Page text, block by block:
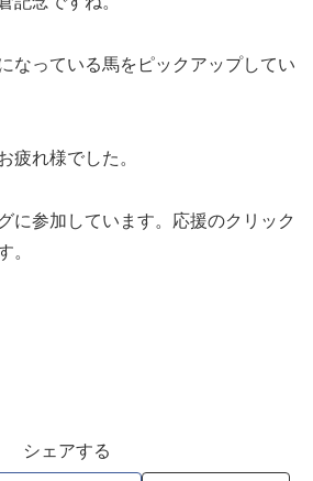
なっている馬をピックアップしてい
疲れ様でした。
に参加しています。応援のクリック
。
シェアする